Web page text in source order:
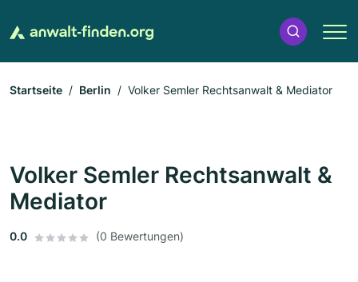
Startseite Berlin Volker Semler Rechtsanwalt & Mediator
Volker Semler Rechtsanwalt &
Mediator
0.0 (0 Bewertungen)